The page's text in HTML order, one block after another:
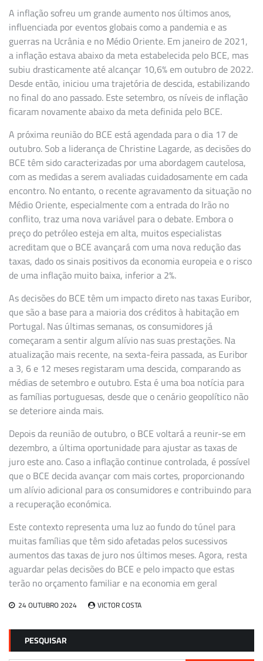
A inflação sofreu um grande aumento nos últimos anos,
influenciada por eventos globais como a pandemia e as
guerras na Ucrânia e no Médio Oriente. Em janeiro de 2021,
a inflação estava abaixo da meta estabelecida pelo BCE, mas
subiu drasticamente até alcançar 10,6% em outubro de 2022.
Desde então, iniciou uma trajetória de descida, estabilizando
no final do ano passado. Este setembro, os níveis de inflação
ficaram novamente abaixo da meta definida pelo BCE.
A próxima reunião do BCE está agendada para o dia 17 de
outubro. Sob a liderança de Christine Lagarde, as decisões do
BCE têm sido caracterizadas por uma abordagem cautelosa,
com as medidas a serem avaliadas cuidadosamente em cada
encontro. No entanto, o recente agravamento da situação no
Médio Oriente, especialmente com a entrada do Irão no
conflito, traz uma nova variável para o debate. Embora o
preço do petróleo esteja em alta, muitos especialistas
acreditam que o BCE avançará com uma nova redução das
taxas, dado os sinais positivos da economia europeia e o risco
de uma inflação muito baixa, inferior a 2%.
As decisões do BCE têm um impacto direto nas taxas Euribor,
que são a base para a maioria dos créditos à habitação em
Portugal. Nas últimas semanas, os consumidores já
começaram a sentir algum alívio nas suas prestações. Na
atualização mais recente, na sexta-feira passada, as Euribor
a 3, 6 e 12 meses registaram uma descida, comparando as
médias de setembro e outubro. Esta é uma boa notícia para
as famílias portuguesas, desde que o cenário geopolítico não
se deteriore ainda mais.
Depois da reunião de outubro, o BCE voltará a reunir-se em
dezembro, a última oportunidade para ajustar as taxas de
juro este ano. Caso a inflação continue controlada, é possível
que o BCE decida avançar com mais cortes, proporcionando
um alívio adicional para os consumidores e contribuindo para
a recuperação económica.
Este contexto representa uma luz ao fundo do túnel para
muitas famílias que têm sido afetadas pelos sucessivos
aumentos das taxas de juro nos últimos meses. Agora, resta
aguardar pelas decisões do BCE e pelo impacto que estas
terão no orçamento familiar e na economia em geral
24 OUTUBRO 2024 VICTOR COSTA
PESQUISAR